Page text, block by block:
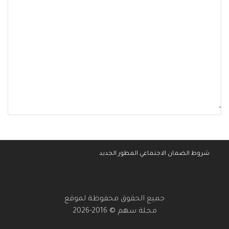
-
شروط الضمان الاجتماعي المطور الجديد
جميع الحقوق محفوظة لموقع
مجلة سهم © 2016-2026